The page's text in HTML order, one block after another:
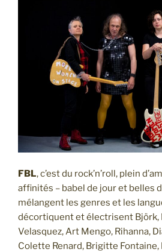
FBL, c’est du rock’n’roll, plein
affinités – babel de jour et belles
mélangent les genres et les
décortiquent et électrisent Björk,
Velasquez, Art Mengo, Rihanna,
Colette Renard, Brigitte